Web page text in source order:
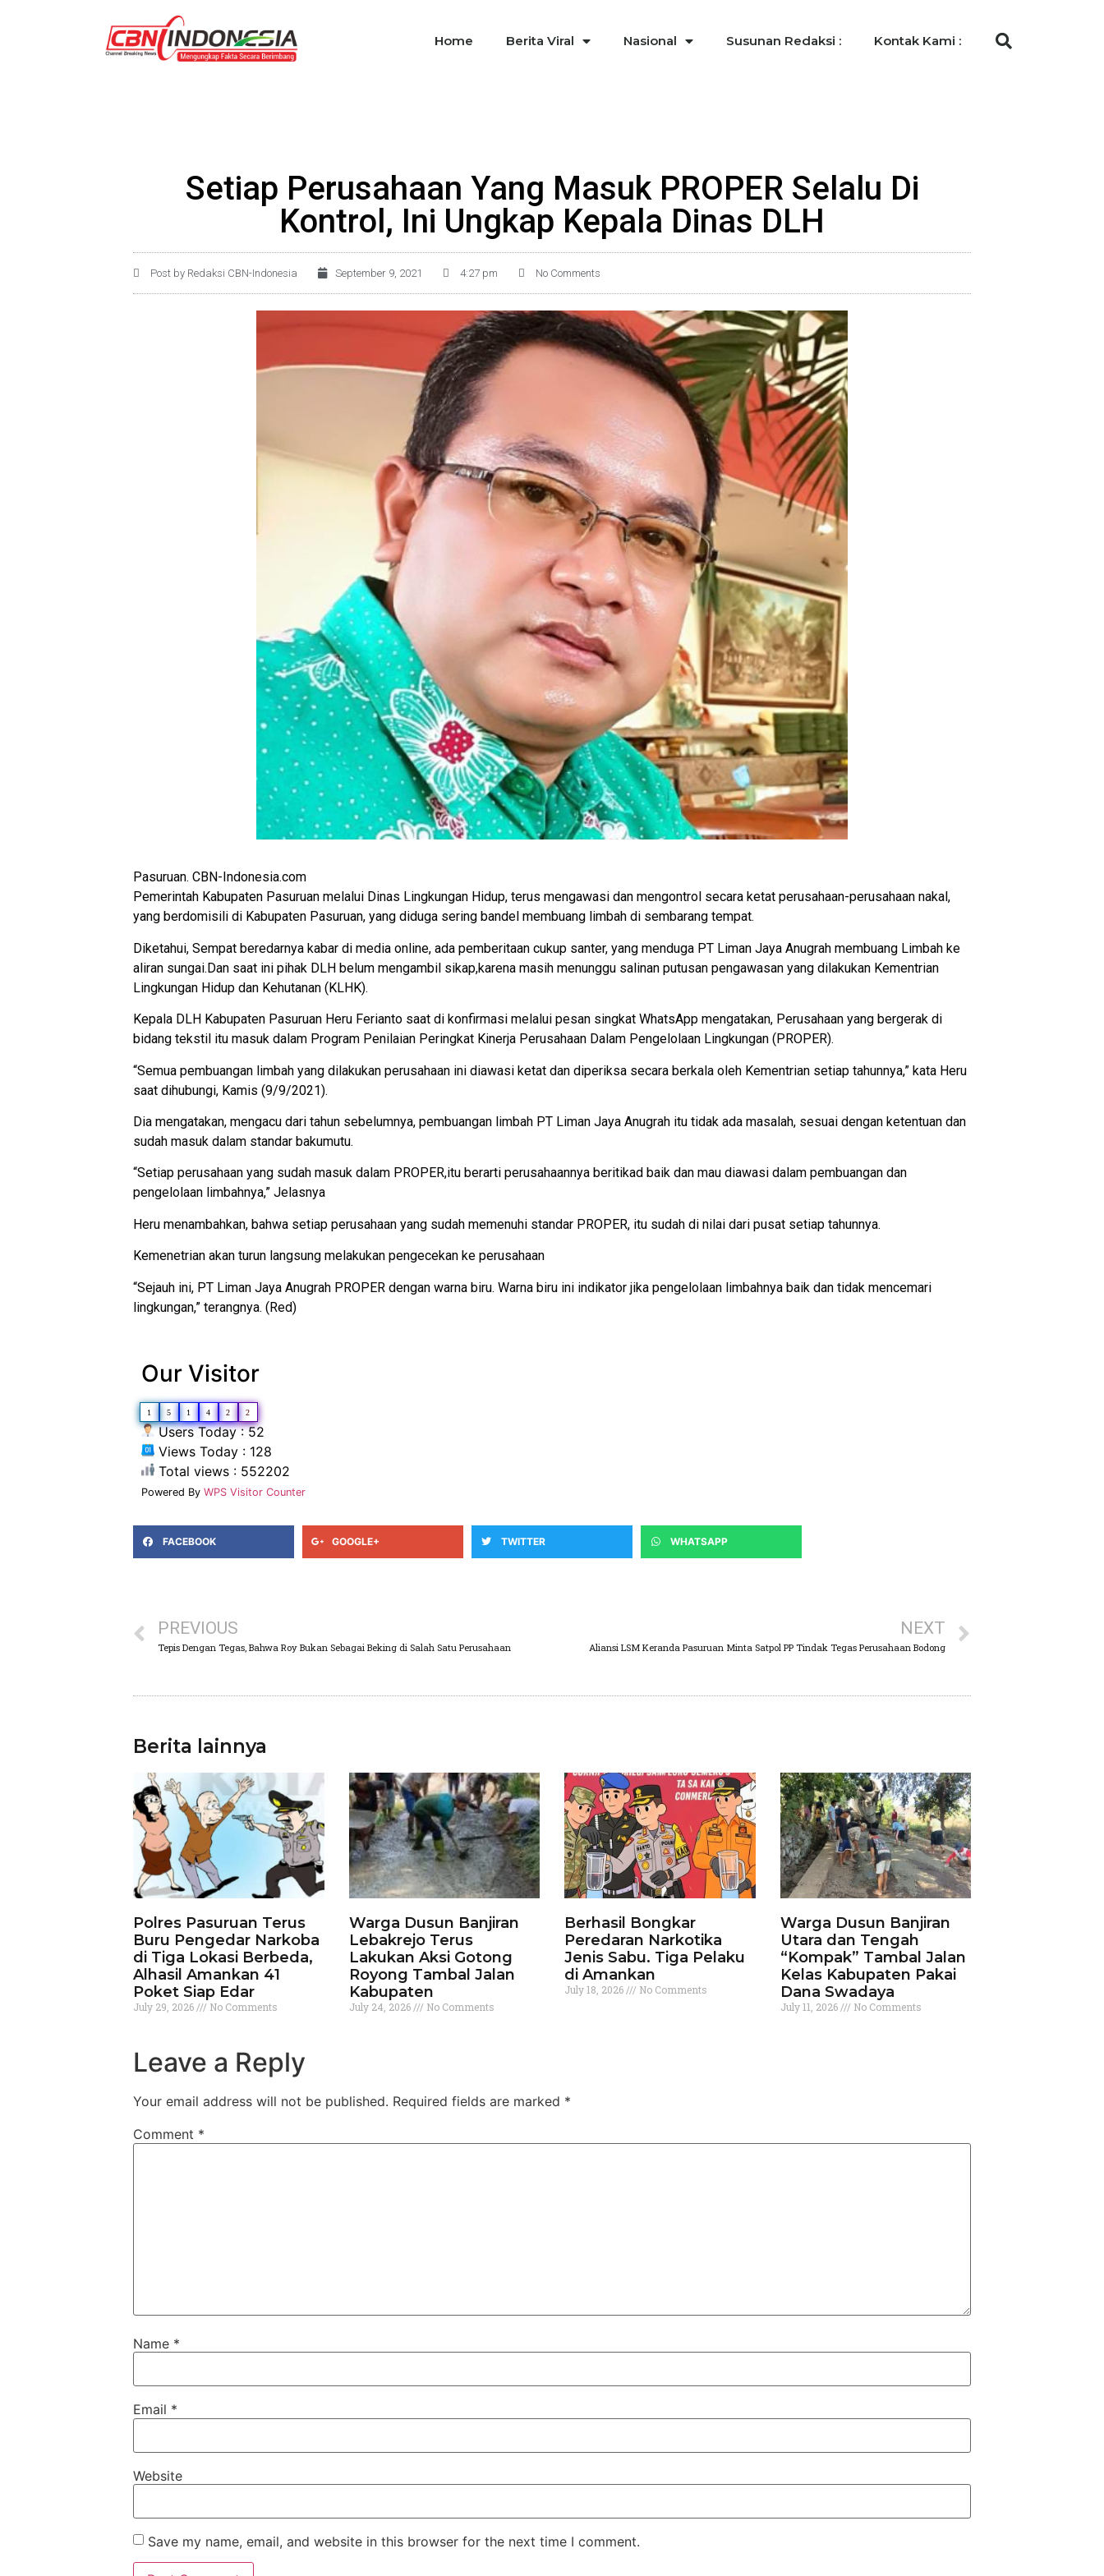
Home Berita Viral Nasional Susunan Redaksi : Kontak Kami :
Setiap Perusahaan Yang Masuk PROPER Selalu Di
Kontrol, Ini Ungkap Kepala Dinas DLH
Post by Redaksi CBN-Indonesia September 9, 2021 4:27 pm No Comments
Pasuruan. CBN-Indonesia.com
Pemerintah Kabupaten Pasuruan melalui Dinas Lingkungan Hidup, terus mengawasi dan mengontrol secara ketat perusahaan-perusahaan nakal,
yang berdomisili di Kabupaten Pasuruan, yang diduga sering bandel membuang limbah di sembarang tempat.
Diketahui, Sempat beredarnya kabar di media online, ada pemberitaan cukup santer, yang menduga PT Liman Jaya Anugrah membuang Limbah ke
aliran sungai.Dan saat ini pihak DLH belum mengambil sikap,karena masih menunggu salinan putusan pengawasan yang dilakukan Kementrian
Lingkungan Hidup dan Kehutanan (KLHK).
Kepala DLH Kabupaten Pasuruan Heru Ferianto saat di konfirmasi melalui pesan singkat WhatsApp mengatakan, Perusahaan yang bergerak di
bidang tekstil itu masuk dalam Program Penilaian Peringkat Kinerja Perusahaan Dalam Pengelolaan Lingkungan (PROPER).
“Semua pembuangan limbah yang dilakukan perusahaan ini diawasi ketat dan diperiksa secara berkala oleh Kementrian setiap tahunnya,” kata Heru
saat dihubungi, Kamis (9/9/2021).
Dia mengatakan, mengacu dari tahun sebelumnya, pembuangan limbah PT Liman Jaya Anugrah itu tidak ada masalah, sesuai dengan ketentuan dan
sudah masuk dalam standar bakumutu.
“Setiap perusahaan yang sudah masuk dalam PROPER,itu berarti perusahaannya beritikad baik dan mau diawasi dalam pembuangan dan
pengelolaan limbahnya,” Jelasnya
Heru menambahkan, bahwa setiap perusahaan yang sudah memenuhi standar PROPER, itu sudah di nilai dari pusat setiap tahunnya.
Kemenetrian akan turun langsung melakukan pengecekan ke perusahaan
“Sejauh ini, PT Liman Jaya Anugrah PROPER dengan warna biru. Warna biru ini indikator jika pengelolaan limbahnya baik dan tidak mencemari
lingkungan,” terangnya. (Red)
Our Visitor
1 5 1 4 2 2
Users Today : 52
Views Today : 128
Total views : 552202
Powered By WPS Visitor Counter
FACEBOOK GOOGLE+ TWITTER WHATSAPP
PREVIOUS
Tepis Dengan Tegas, Bahwa Roy Bukan Sebagai Beking di Salah Satu Perusahaan
NEXT
Aliansi LSM Keranda Pasuruan Minta Satpol PP Tindak Tegas Perusahaan Bodong
Berita lainnya
Polres Pasuruan Terus
Buru Pengedar Narkoba
di Tiga Lokasi Berbeda,
Alhasil Amankan 41
Poket Siap Edar
July 29, 2026 No Comments
Warga Dusun Banjiran
Lebakrejo Terus
Lakukan Aksi Gotong
Royong Tambal Jalan
Kabupaten
July 24, 2026 No Comments
Berhasil Bongkar
Peredaran Narkotika
Jenis Sabu. Tiga Pelaku
di Amankan
July 18, 2026 No Comments
Warga Dusun Banjiran
Utara dan Tengah
“Kompak” Tambal Jalan
Kelas Kabupaten Pakai
Dana Swadaya
July 11, 2026 No Comments
Leave a Reply
Your email address will not be published. Required fields are marked *
Comment *
Name *
Email *
Website
Save my name, email, and website in this browser for the next time I comment.